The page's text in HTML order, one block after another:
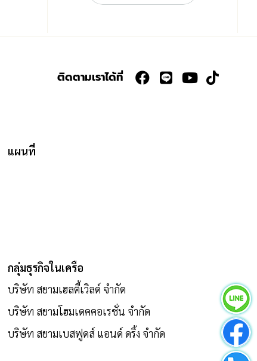
ติดตามเราได้ที่
แผนที่
กลุ่มธุรกิจในเครือ
บริษัท สยามเฮลตี้เวิลด์ จำกัด
บริษัท สยามโฮมเดคคอเรชั่น จำกัด
บริษัท สยามเบสฟูดส์ แอนด์ ดริ้ง จำกัด